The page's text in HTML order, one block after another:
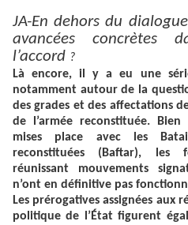
JA-En dehors du
avancées concrètes
l’accord ?
Là encore, il y a eu une
notamment autour de la
des grades et des affectations
de l’armée reconstituée.
mises place avec les
reconstituées (Baftar), les
réunissant mouvements
n’ont en définitive pas
Les prérogatives assignées aux
politique de l’État figurent